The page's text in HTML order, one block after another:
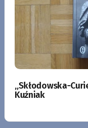
„Skłodowska-
Kuźniak